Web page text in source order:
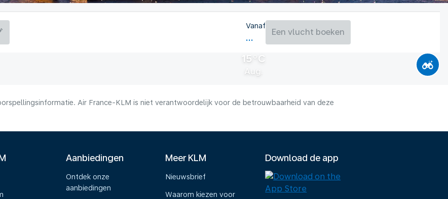
15°C
Aug.
Vanaf
Een vlucht boeken
Air France-KLM is niet verantwoordelijk voor de betrouwbaarheid van deze
Aanbiedingen
Ontdek onze
aanbiedingen
Meer KLM
Nieuwsbrief
Waarom kiezen voor
Download de app